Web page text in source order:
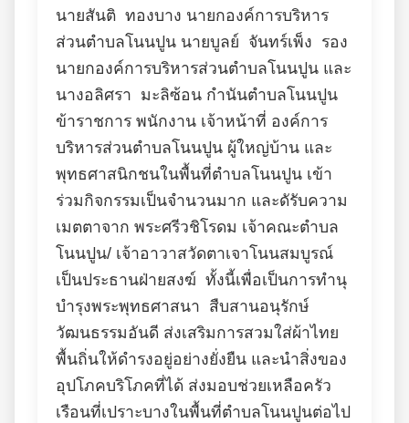
นายสันติ ทองบาง นายกองค์การบริหาร
ส่วนตำบลโนนปูน นายบูลย์ จันทร์เพ็ง รอง
นายกองค์การบริหารส่วนตำบลโนนปูน และ
นางอลิศรา มะลิซ้อน กำนันตำบลโนนปูน
ข้าราชการ พนักงาน เจ้าหน้าที่ องค์การ
บริหารส่วนตำบลโนนปูน ผู้ใหญ่บ้าน และ
พุทธศาสนิกชนในพื้นที่ตำบลโนนปูน เข้า
ร่วมกิจกรรมเป็นจำนวนมาก และดัรับความ
เมตตาจาก พระศรีวชิโรดม เจ้าคณะตำบล
โนนปูน/ เจ้าอาวาสวัดตาเจาโนนสมบูรณ์
เป็นประธานฝ่ายสงฆ์ ทั้งนี้เพื่อเป็นการทำนุ
บำรุงพระพุทธศาสนา สืบสานอนุรักษ์
วัฒนธรรมอันดี ส่งเสริมการสวมใส่ผ้าไทย
พื้นถิ่นให้ดำรงอยู่อย่างยั่งยืน และนำสิ่งของ
อุปโภคบริโภคที่ได้ ส่งมอบช่วยเหลือครัว
เรือนที่เปราะบางในพื้นที่ตำบลโนนปูนต่อไป